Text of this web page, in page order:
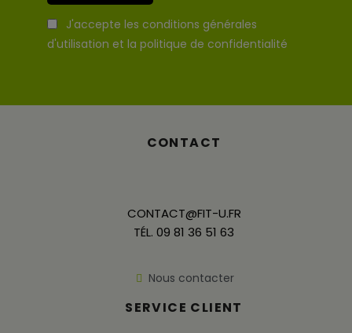
J'accepte les conditions générales
d'utilisation et la politique de confidentialité
CONTACT
CONTACT@FIT-U.FR
TÉL. 09 81 36 51 63
Nous contacter
SERVICE CLIENT